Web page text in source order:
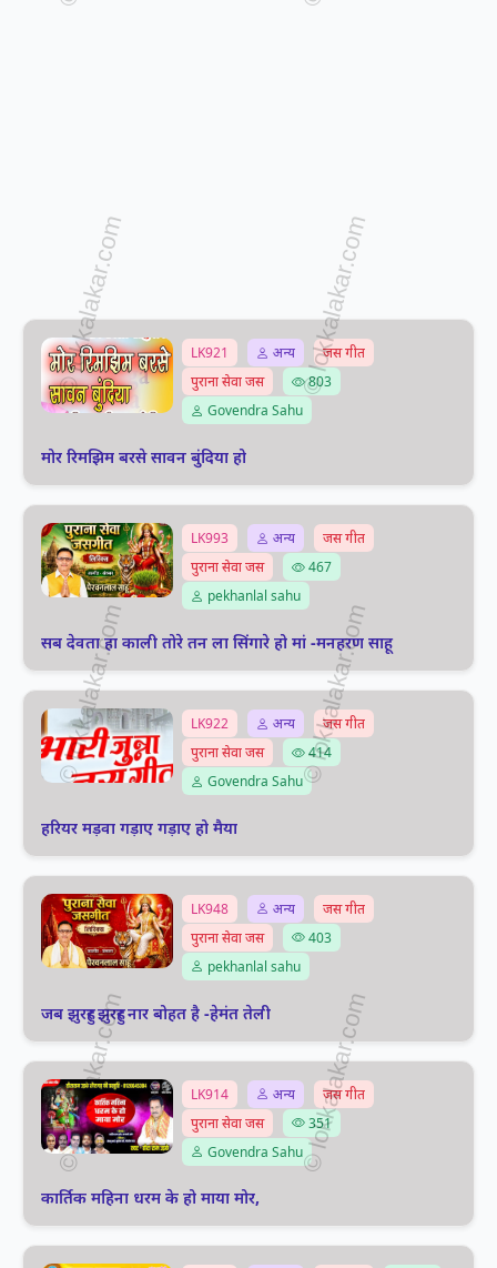
LK921 अन्य
जस गीत
पुराना सेवा जस
803
Govendra Sahu
मोर रिमझिम बरसे सावन बुंदिया हो
LK993 अन्य
जस गीत
पुराना सेवा जस
467
pekhanlal sahu
सब देवता हा काली तोरे तन ला सिंगारे हो मां -मनहरण साहू
LK922 अन्य
जस गीत
पुराना सेवा जस
414
Govendra Sahu
हरियर मड़वा गड़ाए गड़ाए हो मैया
LK948 अन्य
जस गीत
पुराना सेवा जस
403
pekhanlal sahu
जब झुरहुर झुरहुर नार बोहत है -हेमंत तेली
LK914 अन्य
जस गीत
पुराना सेवा जस
351
Govendra Sahu
कार्तिक महिना धरम के हो माया मोर,